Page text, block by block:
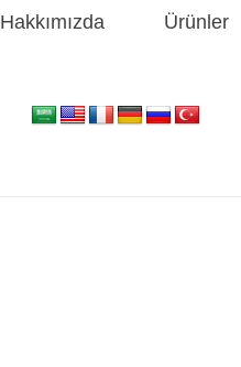
Hakkımızda Ürünler